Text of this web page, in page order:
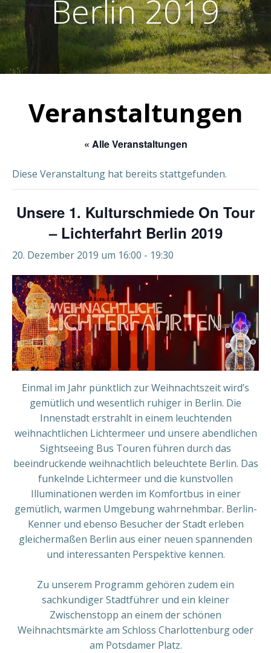
Berlin 2019
Veranstaltungen
« Alle Veranstaltungen
Diese Veranstaltung hat bereits stattgefunden.
Unsere 1. Kulturschmiede On Tour
– Lichterfahrt Berlin 2019
20. Dezember 2019 um 16:00 - 19:30
Einmal im Jahr pünktlich zur Weihnachtszeit wird’s
gemütlich und wesentlich ruhiger in Berlin. Die
Innenstadt erstrahlt in einem leuchtenden
weihnachtlichen Lichtermeer und unsere abendlichen
Sightseeing Bus Touren führen durch das
beeindruckende weihnachtlich beleuchtete Berlin. Das
funkelnde Lichtermeer und die kunstvollen
Illuminationen werden im Komfortbus in einer
gemütlich, warmen Umgebung wahrnehmbar. Berlin-
Kenner und ebenso Besucher der Stadt erleben
gleichermaßen Berlin aus einer neuen spannenden
und interessanten Perspektive kennen.
Zu unserem Programm gehören zudem ein
sachkundiger Stadtführer und ein kleiner
Zwischenstopp an einem der schönen
Weihnachtsmärkte am Schloss Charlottenburg oder
am Potsdamer Platz.